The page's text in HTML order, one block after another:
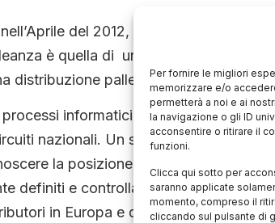
Per fornire le migliori
memorizzare e/o
permetterà a noi e ai
la navigazione o gli ID
acconsentire o ritirare il
funzioni.
Clicca qui sotto per
saranno applicate
momento, compreso il
cliccando sul pulsante di
del 2012, è la conferma degli
è quella di unire tra loro circuiti
distribuzione pallettizzata unificata in
informatici e logistici resi
nazionali. Un servizio ad alto
la posizione delle proprie
definiti e controllati. La qualità del
in Europa e questo consentirà di